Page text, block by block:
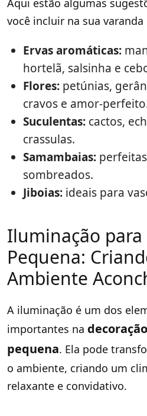
Aqui estão algumas
você incluir na sua varanda
Ervas aromáticas:
hortelã, salsinha e
Flores: petúnias,
cravos e amor-
Suculentas: cactos,
crassulas.
Samambaias:
sombreados.
Jiboias: ideais para
Iluminação para
Pequena:
Ambiente
A iluminação é um dos
importantes na
pequena. Ela pode
o ambiente, criando um
relaxante e convidativo.